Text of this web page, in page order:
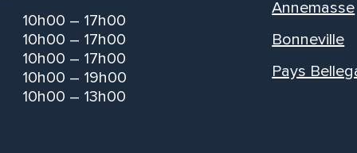
10h00 – 17h00
10h00 – 17h00
10h00 – 17h00
10h00 – 19h00
10h00 – 13h00
Annemasse
Bonneville
Pays